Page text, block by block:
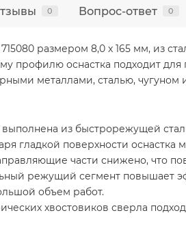
0 Вопрос-ответ 0
размером 8,0 х 165 мм, из
профилю оснастка подходит для
металлами, сталью, чугуном
из быстрорежущей
гладкой поверхности
части снижено, что
режущий сегмент повышает
объем работ.
хвостовиков сверла